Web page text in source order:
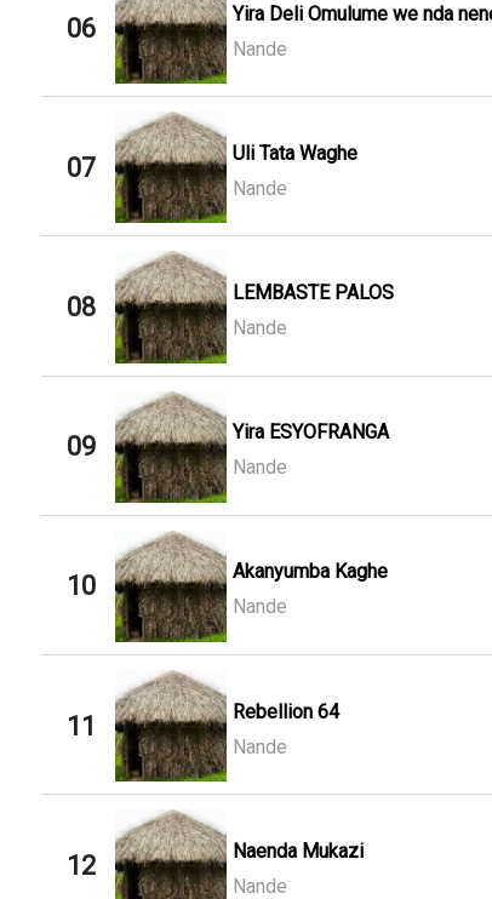
06
Yira Deli Omulume we nda
Nande
07
Uli Tata Waghe
Nande
08
LEMBASTE PALOS
Nande
09
Yira ESYOFRANGA
Nande
10
Akanyumba Kaghe
Nande
11
Rebellion 64
Nande
12
Naenda Mukazi
Nande